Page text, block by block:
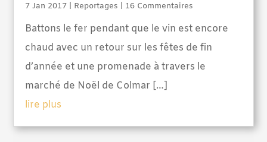
7 Jan 2017 Reportages | 16 Commentaires
Battons le fer pendant que le vin est encore
chaud avec un retour sur les fêtes de fin
d’année et une promenade à travers le
marché de Noël de Colmar […]
lire plus